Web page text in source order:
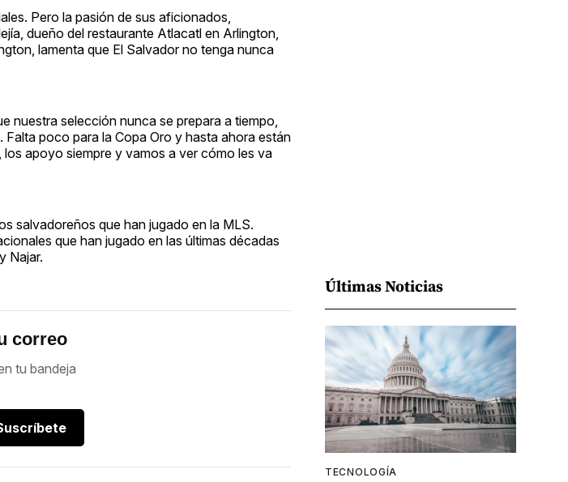
Pero la pasión de sus aficionados,
dueño del restaurante Atlacatl en Arlington,
lamenta que El Salvador no tenga nunca
nuestra selección nunca se prepara a tiempo,
poco para la Copa Oro y hasta ahora están
apoyo siempre y vamos a ver cómo les va
salvadoreños que han jugado en la MLS.
que han jugado en las últimas décadas
Najar.
correo
tu bandeja
Últimas Noticias
TECNOLOGÍA